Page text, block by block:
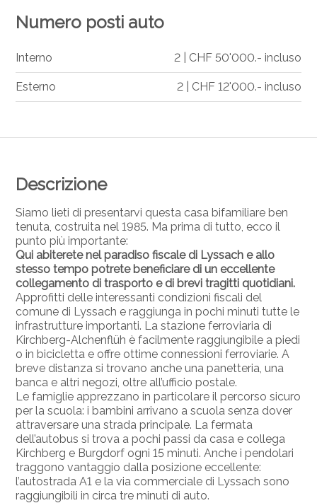
Descrizione
Siamo lieti di presentarvi questa casa bifamiliare ben
tenuta, costruita nel 1985. Ma prima di tutto, ecco il
punto più importante:
Qui abiterete nel paradiso fiscale di Lyssach e allo
stesso tempo potrete beneficiare di un eccellente
collegamento di trasporto e di brevi tragitti quotidiani.
Approfitti delle interessanti condizioni fiscali del
comune di Lyssach e raggiunga in pochi minuti tutte le
infrastrutture importanti. La stazione ferroviaria di
Kirchberg-Alchenflüh è facilmente raggiungibile a piedi
o in bicicletta e offre ottime connessioni ferroviarie. A
breve distanza si trovano anche una panetteria, una
banca e altri negozi, oltre all’ufficio postale.
Le famiglie apprezzano in particolare il percorso sicuro
per la scuola: i bambini arrivano a scuola senza dover
attraversare una strada principale. La fermata
dell’autobus si trova a pochi passi da casa e collega
Kirchberg e Burgdorf ogni 15 minuti. Anche i pendolari
traggono vantaggio dalla posizione eccellente:
l’autostrada A1 e la via commerciale di Lyssach sono
raggiungibili in circa tre minuti di auto.
Numero posti auto
Interno 2 | CHF 50'000.- incluso
Esterno 2 | CHF 12'000.- incluso